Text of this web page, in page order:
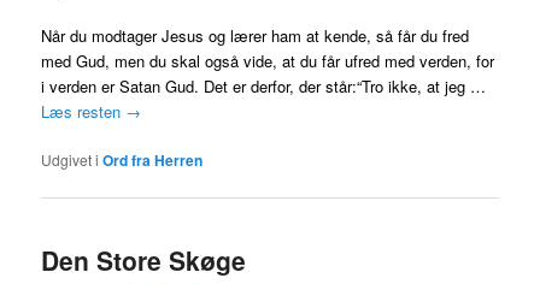
Når du modtager Jesus og lærer ham at kende, så får du fred
med Gud, men du skal også vide, at du får ufred med verden, for
i verden er Satan Gud. Det er derfor, der står:“Tro ikke, at jeg …
Læs resten →
Udgivet i Ord fra Herren
Den Store Skøge